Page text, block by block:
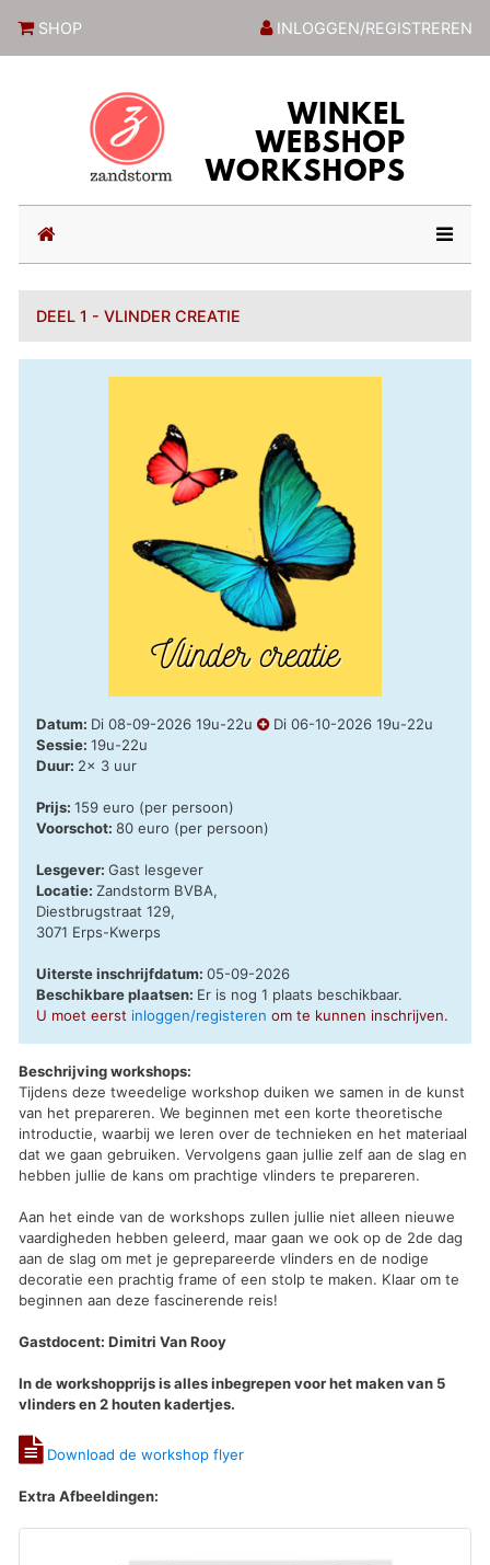
SHOP INLOGGEN/REGISTREREN
(current)
DEEL 1 - VLINDER CREATIE
Datum: Di 08-09-2026 19u-22u
Di 06-10-2026 19u-22u
Sessie:19u-22u
Duur: 2x 3 uur
Prijs:159 euro (per persoon)
Voorschot:80 euro (per persoon)
Lesgever:Gast lesgever
Locatie: Zandstorm BVBA,
Diestbrugstraat 129,
3071 Erps-Kwerps
Uiterste inschrijfdatum:05-09-2026
Beschikbare plaatsen: Er is nog 1 plaats beschikbaar.
U moet eerst inloggen/registeren om te kunnen inschrijven.
Beschrijving workshops:
Tijdens deze tweedelige workshop duiken we samen in de kunst
van het prepareren. We beginnen met een korte theoretische
introductie, waarbij we leren over de technieken en het materiaal
dat we gaan gebruiken. Vervolgens gaan jullie zelf aan de slag en
hebben jullie de kans om prachtige vlinders te prepareren.
Aan het einde van de workshops zullen jullie niet alleen nieuwe
vaardigheden hebben geleerd, maar gaan we ook op de 2de dag
aan de slag om met je geprepareerde vlinders en de nodige
decoratie een prachtig frame of een stolp te maken. Klaar om te
beginnen aan deze fascinerende reis!
Gastdocent: Dimitri Van Rooy
In de workshopprijs is alles inbegrepen voor het maken van 5
vlinders en 2 houten kadertjes.
Download de workshop flyer
Extra Afbeeldingen: